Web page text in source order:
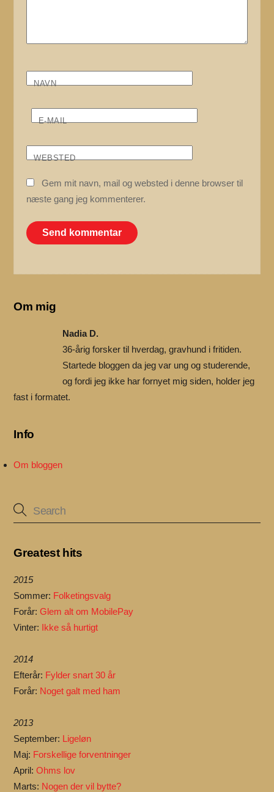
NAVN
E-MAIL
WEBSTED
Gem mit navn, mail og websted i denne browser til
næste gang jeg kommenterer.
Om mig
Nadia D.
36-årig forsker til hverdag, gravhund i fritiden.
Startede bloggen da jeg var ung og studerende,
og fordi jeg ikke har fornyet mig siden, holder jeg
fast i formatet.
Info
Om bloggen
Greatest hits
2015
Sommer: Folketingsvalg
Forår:Glem alt om MobilePay
Vinter: Ikke så hurtigt
2014
Efterår: Fylder snart 30 år
Forår: Noget galt med ham
2013
September: Ligeløn
Maj: Forskellige forventninger
April:Ohms lov
Marts: Nogen der vil bytte?